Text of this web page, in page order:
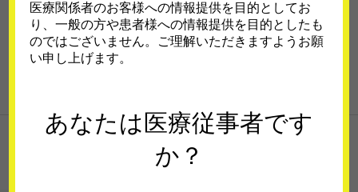
モノポーラ コヴィディエン
ニードル電極（コヴィディエ
医療関係者のお客様への情報提供を目的としてお
り、一般の方や患者様への情報提供を目的としたも
のではございません。ご理解いただきますようお願
い申し上げます。
あなたは医療従事者です
か？